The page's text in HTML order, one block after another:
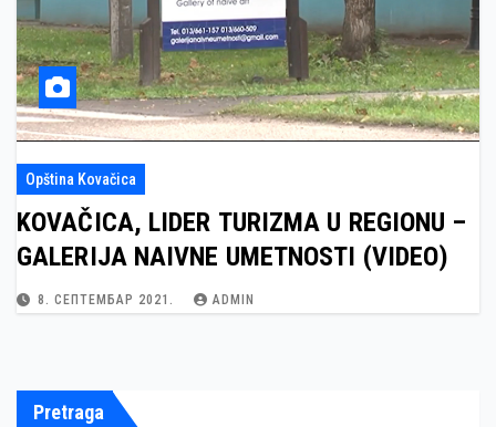
Opština Kovačica
KOVAČICA, LIDER TURIZMA U REGIONU –
GALERIJA NAIVNE UMETNOSTI (VIDEO)
8. СЕПТЕМБАР 2021. ADMIN
Pretraga